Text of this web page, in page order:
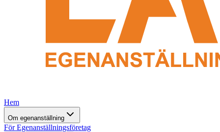
Hem
Om egenanställning
För Egenanställningsföretag